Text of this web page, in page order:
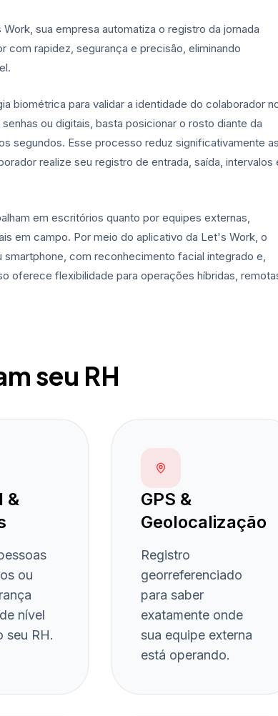
sua empresa automatiza o registro da jornada
com rapidez, segurança e precisão, eliminando
biométrica para validar a identidade do colaborador
ou digitais, basta posicionar o rosto diante da
segundos. Esse processo reduz significativamente as
realize seu registro de entrada, saída, intervalos
em escritórios quanto por equipes externas,
em campo. Por meio do aplicativo da Let's Work, o
com reconhecimento facial integrado e,
oferece flexibilidade para operações híbridas,
seu RH
&
ou
nível
seu RH.
GPS &
Geolocalização
Registro
georreferenciado
para saber
exatamente onde
sua equipe externa
está operando.